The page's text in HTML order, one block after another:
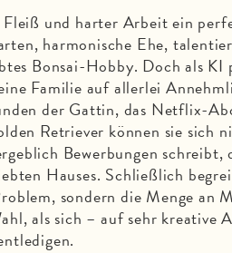
und harter Arbeit ein
harmonische Ehe,
Bonsai-Hobby. Doch als KI
Familie auf allerlei
der Gattin, das Netflix-
Retriever können sie sich
Bewerbungen schreibt,
Hauses. Schließlich
sondern die Menge an
als sich – auf sehr kreative